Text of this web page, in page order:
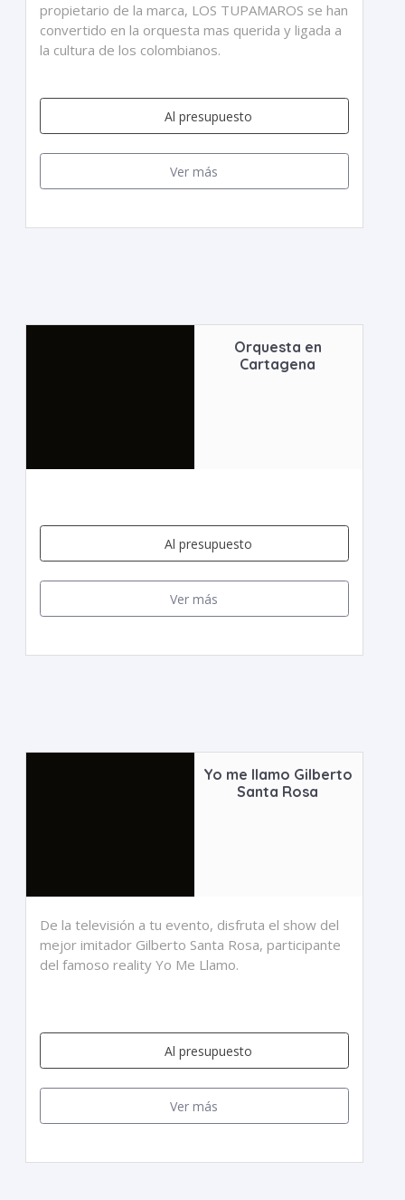
propietario de la marca, LOS TUPAMAROS se han
convertido en la orquesta mas querida y ligada a
la cultura de los colombianos.
Al presupuesto
Ver más
Orquesta en
Cartagena
Al presupuesto
Ver más
Yo me llamo Gilberto
Santa Rosa
De la televisión a tu evento, disfruta el show del
mejor imitador Gilberto Santa Rosa, participante
del famoso reality Yo Me Llamo.
Al presupuesto
Ver más